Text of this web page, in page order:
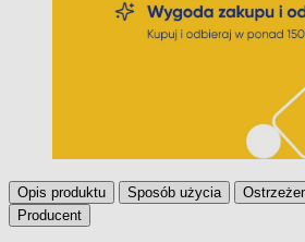
Opis produktu Sposób użycia
Producent